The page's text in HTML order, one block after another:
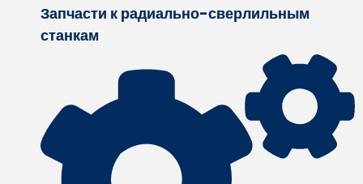
Запчасти к радиально-сверлильным
станкам